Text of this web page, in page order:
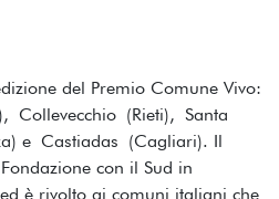
del Premio Comune Vivo:
Collevecchio (Rieti), Santa
e Castiadas (Cagliari). Il
con il Sud in
è rivolto ai comuni italiani che